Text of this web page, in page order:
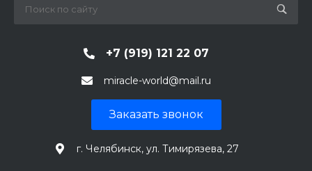
+7 (919) 121 22 07
miracle-world@mail.ru
Заказать звонок
г. Челябинск, ул. Тимирязева, 27